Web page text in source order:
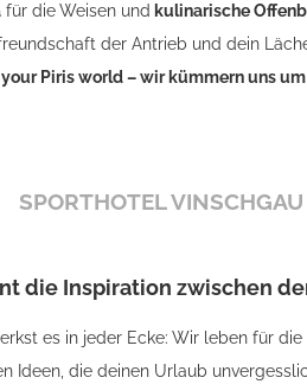
für die Weisen und kulinarische
der Antrieb und dein
Piris world – wir kümmern uns um
SPORTHOTEL VINSCHGAU
die Inspiration zwischen
es in jeder Ecke: Wir leben für die
Ideen, die deinen Urlaub